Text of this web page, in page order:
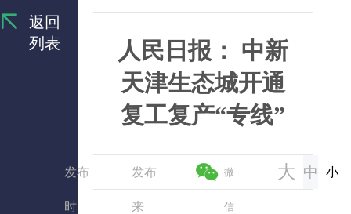
返回
列表
人民日报： 中新
天津生态城开通
复工复产“专线”
发布
时
发布
来
微
信
大 中 小